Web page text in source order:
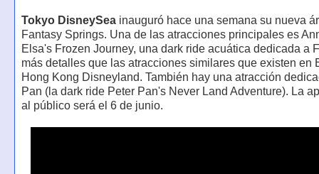
Tokyo DisneySeainauguró hace una semana su nueva
Fantasy Springs. Una de las atracciones principales es
Elsa's Frozen Journey, una dark ride acuática dedicada a
más detalles que las atracciones similares que existen en
Hong Kong Disneyland. También hay una atracción
Pan (la dark ride Peter Pan's Never Land Adventure). La
al público será el 6 de junio.